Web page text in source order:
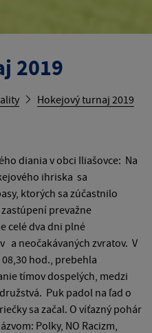
2019
Hokejový turnaj 2019
diania v obci Iliašovce: Na
ihriska sa
ktorých sa zúčastnilo
prevažne
celé dva dni plné
a neočakávaných zvratov. V
hod., prebehla
tímov dospelých, medzi
Puk padol na ľad o
sa začal. O víťazný pohár
Polky, NO Racizm,